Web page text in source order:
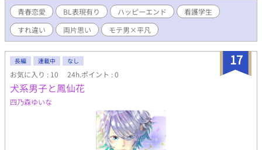
り、蒼柳も彼女がいるという関係にある。自信はないが、過去の
自分と決別する為に、利里は必死に努力をしてもがいている姿
に、蒼柳は利里を利用しようとしても笑ってくれた彼を気にかか
り、努力し健気な態度で接する彼に次第に惹かれていく。 トラウ
マの正体である“バイタルサイン”は、利里と蒼柳にとってどんな
意味を表すのか。落ちこぼれ看護学生のリアルを描いた看護学生
のじれったい恋愛が始まる。 ＊最初、主人公の心理描写を暗めに
書いています。また性描写がもしもあるとしたら＊を題名に付け
させていただくのでご安心ください。 ストーリ重視を目的として
書いています。ですがシンデレラストーリーとして書いてもいま
す。ハッピーエンド予定です。 （この作品はあるBL小説の公募に
向けて執筆をしています。気になる点がございましたら、ご教授
していただけると幸いです）
青春恋愛 BL表現有り ハッピーエンド
看護学生
すれ違い
両片思い モテ男×平凡
17
長編 連載中 なし
お気に入り : 10 24h.ポイント : 0
犬系男子と鳳仙花
四乃森ゆいな